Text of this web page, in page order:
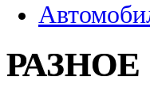
РАЗНОЕ